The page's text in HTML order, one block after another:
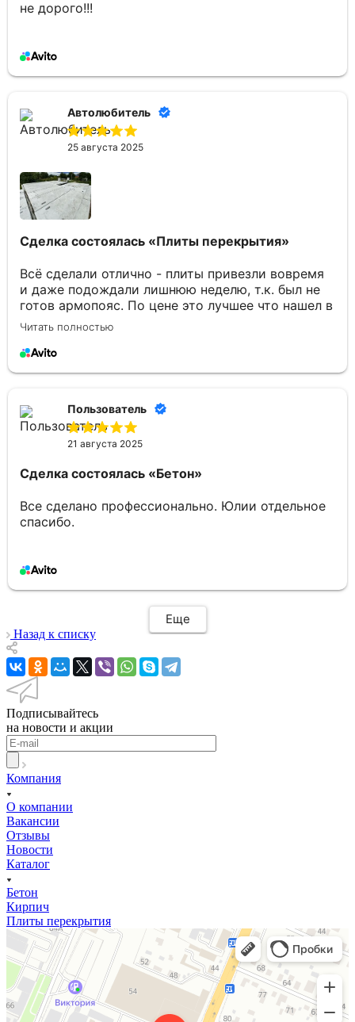
не дорого!!!
Автолюбитель
25 августа 2025
Сделка состоялась «Плиты перекрытия»
Всё сделали отлично - плиты привезли вовремя
и даже подождали лишнюю неделю, т.к. был не
готов армопояс. По цене это лучшее что нашел в
Брянске. Отдельное спасибо Юлии за
доставки.
Читать полностью
Пользователь
21 августа 2025
Сделка состоялась «Бетон»
Все сделано профессионально. Юлии отдельное
спасибо.
Еще
Назад к списку
Подписывайтесь
на новости и акции
Компания
О компании
Вакансии
Отзывы
Новости
Каталог
Бетон
Кирпич
Плиты перекрытия